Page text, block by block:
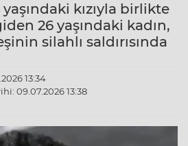
yaşındaki kızıyla birlikte
26 yaşındaki kadın,
silahlı saldırısında
13:34
09.07.2026 13:38